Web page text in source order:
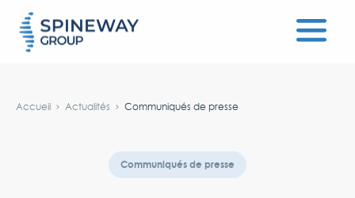
Accueil Actualités Communiqués de presse
Communiqués de presse